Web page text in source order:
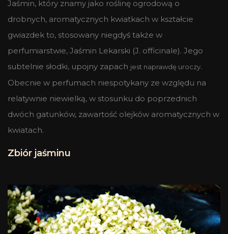
Jaśmin, który znamy jako roślinę ogrodową o
drobnych, aromatycznych kwiatkach w kształcie
gwiazdek to, stosowany niegdyś także w
perfumiarstwie, Jaśmin Lekarski (J. officinale). Jego
subtelnie słodki, upojny zapach jest naprawdę uroczy.
Obecnie w perfumach niespotykany ze względu na
relatywnie niewielką, w stosunku do poprzednich
dwóch gatunków, zawartość olejków aromatycznych w
kwiatach.
Zbiór jaśminu